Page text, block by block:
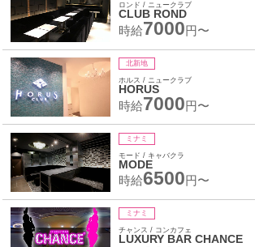
ロンド / ニュークラブ
CLUB ROND
時給7000円〜
北新地
ホルス / ニュークラブ
HORUS
時給7000円〜
ミナミ
モード / キャバクラ
MODE
時給6500円〜
ミナミ
チャンス / コンカフェ
LUXURY BAR CHANCE